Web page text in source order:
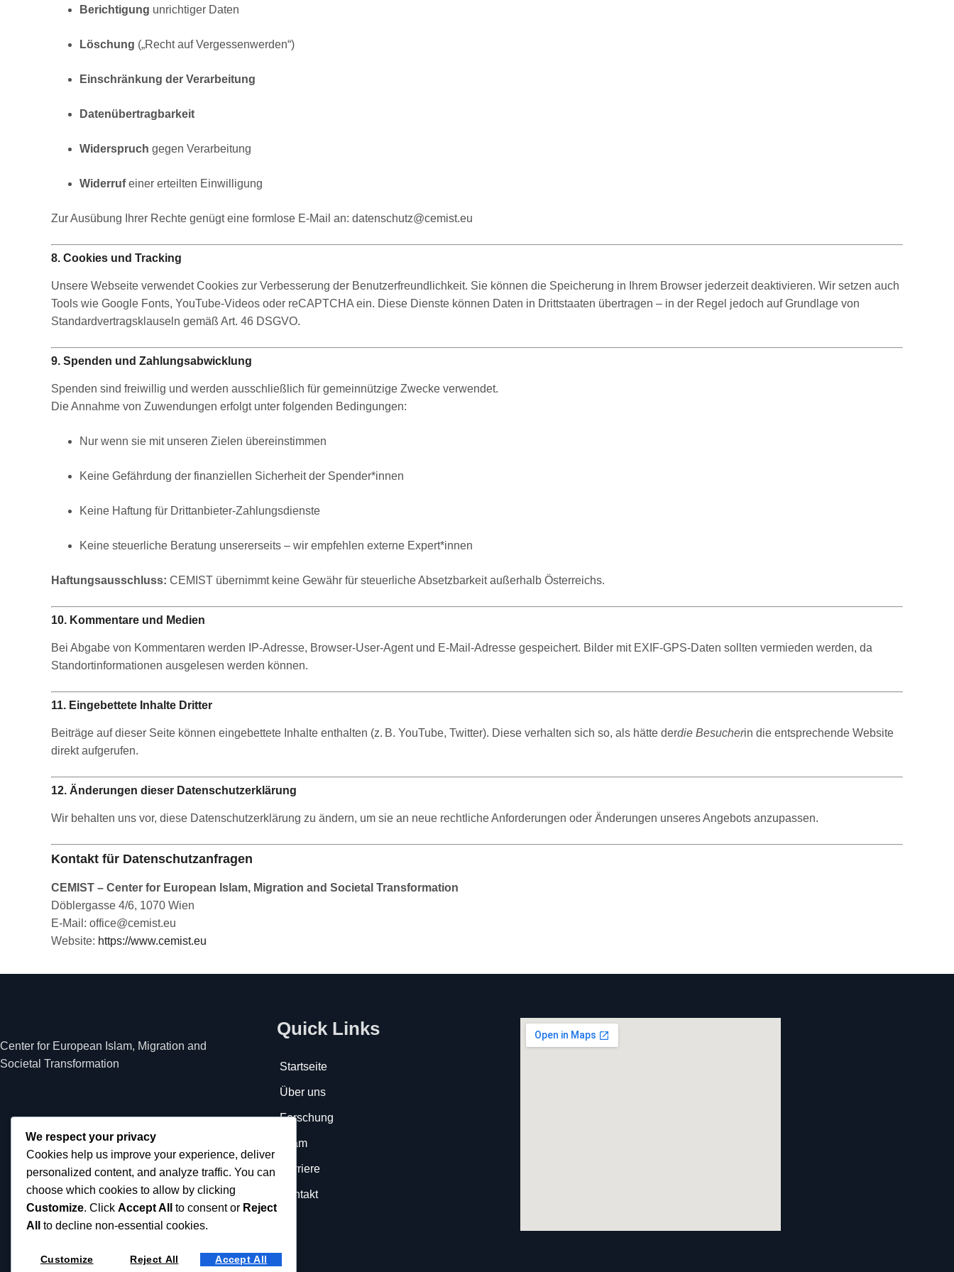
Berichtigung unrichtiger Daten
Löschung („Recht auf Vergessenwerden“)
Einschränkung der Verarbeitung
Datenübertragbarkeit
Widerspruch gegen Verarbeitung
Widerrufeiner erteilten Einwilligung
Zur Ausübung Ihrer Rechte genügt eine formlose E-Mail an: datenschutz@cemist.eu
8. Cookies und Tracking
Unsere Webseite verwendet Cookies zur Verbesserung der Benutzerfreundlichkeit. Sie können die Speicherung in Ihrem Browser jederzeit deaktivieren. Wir setzen auch
Tools wie Google Fonts, YouTube-Videos oder reCAPTCHA ein. Diese Dienste können Daten in Drittstaaten übertragen – in der Regel jedoch auf Grundlage von
Standardvertragsklauseln gemäß Art. 46 DSGVO.
9. Spenden und Zahlungsabwicklung
Spenden sind freiwillig und werden ausschließlich für gemeinnützige Zwecke verwendet.
Die Annahme von Zuwendungen erfolgt unter folgenden Bedingungen:
Nur wenn sie mit unseren Zielen übereinstimmen
Keine Gefährdung der finanziellen Sicherheit der Spender*innen
Keine Haftung für Drittanbieter-Zahlungsdienste
Keine steuerliche Beratung unsererseits – wir empfehlen externe Expert*innen
Haftungsausschluss: CEMIST übernimmt keine Gewähr für steuerliche Absetzbarkeit außerhalb Österreichs.
10. Kommentare und Medien
Bei Abgabe von Kommentaren werden IP-Adresse, Browser-User-Agent und E-Mail-Adresse gespeichert. Bilder mit EXIF-GPS-Daten sollten vermieden werden, da
Standortinformationen ausgelesen werden können.
11. Eingebettete Inhalte Dritter
Beiträge auf dieser Seite können eingebettete Inhalte enthalten (z. B. YouTube, Twitter). Diese verhalten sich so, als hätte derdie Besucherin die entsprechende Website
direkt aufgerufen.
12. Änderungen dieser Datenschutzerklärung
Wir behalten uns vor, diese Datenschutzerklärung zu ändern, um sie an neue rechtliche Anforderungen oder Änderungen unseres Angebots anzupassen.
Kontakt für Datenschutzanfragen
CEMIST – Center for European Islam, Migration and Societal Transformation
Döblergasse 4/6, 1070 Wien
E-Mail: office@cemist.eu
Website: https://www.cemist.eu
Center for European Islam, Migration and
Societal Transformation
Quick Links
Startseite
Über uns
Forschung
Team
Karriere
Kontakt
We respect your privacy
Cookies help us improve your experience, deliver
personalized content, and analyze traffic. You can
choose which cookies to allow by clicking
Customize. Click Accept All to consent or Reject
All
to decline non-essential cookies.
Customize Reject All Accept All